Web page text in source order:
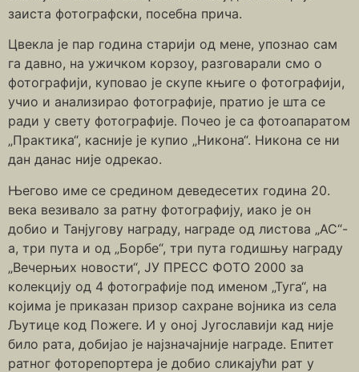
заиста фотографски, посебна прича.
Цвекла је пар година старији од мене, упознао сам
га давно, на ужичком корзоу, разговарали смо о
фотографији, куповао је скупе књиге о фотографији,
учио и анализирао фотографије, пратио је шта се
ради у свету фотографије. Почео је са фотоапаратом
„Практика“, касније је купио „Никона“. Никона се ни
дан данас није одрекао.
Његово име се средином деведесетих година 20.
века везивало за ратну фотографију, иако је он
добио и Танјугову награду, награде од листова „АС“-
а, три пута и од „Борбе“, три пута годишњу награду
„Вечерњих новости“, ЈУ ПРЕСС ФОТО 2000 за
колекцију од 4 фотографије под именом „Туга“, на
којима је приказан призор сахране војника из села
Љутице код Пожеге. И у оној Југославији кад није
било рата, добијао је најзначајније награде. Епитет
ратног фоторепортера је добио сликајући рат у